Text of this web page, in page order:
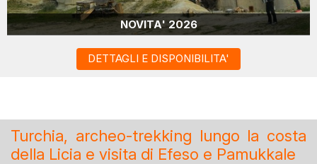
NOVITA' 2026
DETTAGLI E DISPONIBILITA'
Turchia, archeo-trekking lungo la costa
della Licia e visita di Efeso e Pamukkale